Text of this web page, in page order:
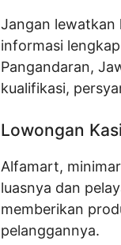
Jangan lewatkan
informasi
Pangandaran,
kualifikasi,
Lowongan
Alfamart,
luasnya dan
memberikan
pelanggannya.